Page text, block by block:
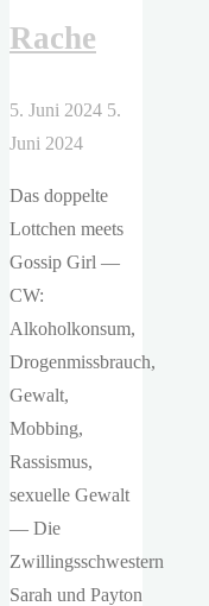
Rache
5. Juni 2024 5.
Juni 2024
Das doppelte
Lottchen meets
Gossip Girl —
CW:
Alkoholkonsum,
Drogenmissbrauch,
Gewalt,
Mobbing,
Rassismus,
sexuelle Gewalt
— Die
Zwillingsschwestern
Sarah und Payton